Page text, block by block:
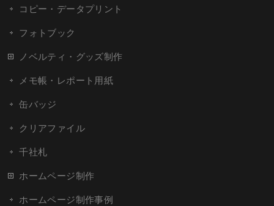
コピー・データプリント
フォトブック
ノベルティ・グッズ制作
メモ帳・レポート用紙
缶バッジ
クリアファイル
千社札
ホームページ制作
ホームページ制作事例